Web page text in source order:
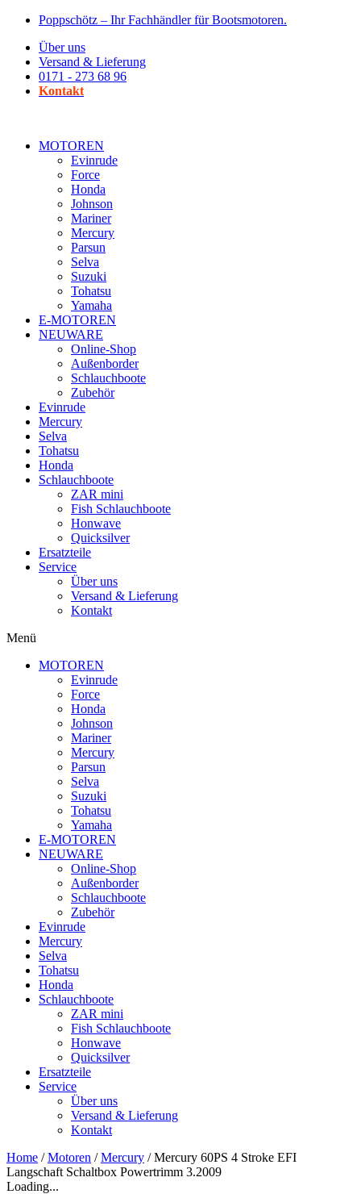
Zum
wechseln
Poppschötz – Ihr Fachhändler für Bootsmotoren.
Über uns
Versand & Lieferung
0171 - 273 68 96
Kontakt
MOTOREN
Evinrude
Force
Honda
Johnson
Mariner
Mercury
Parsun
Selva
Suzuki
Tohatsu
Yamaha
E-MOTOREN
NEUWARE
Online-Shop
Außenborder
Schlauchboote
Zubehör
Evinrude
Mercury
Selva
Tohatsu
Honda
Schlauchboote
ZAR mini
Fish Schlauchboote
Honwave
Quicksilver
Ersatzteile
Service
Über uns
Versand & Lieferung
Kontakt
Menü
MOTOREN
Evinrude
Force
Honda
Johnson
Mariner
Mercury
Parsun
Selva
Suzuki
Tohatsu
Yamaha
E-MOTOREN
NEUWARE
Online-Shop
Außenborder
Schlauchboote
Zubehör
Evinrude
Mercury
Selva
Tohatsu
Honda
Schlauchboote
ZAR mini
Fish Schlauchboote
Honwave
Quicksilver
Ersatzteile
Service
Über uns
Versand & Lieferung
Kontakt
Home /Motoren /Mercury / Mercury 60PS 4 Stroke EFI
Langschaft Schaltbox Powertrimm 3.2009
Loading...